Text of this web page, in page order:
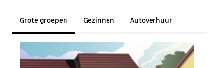
Grote groepen Gezinnen Autoverhuur